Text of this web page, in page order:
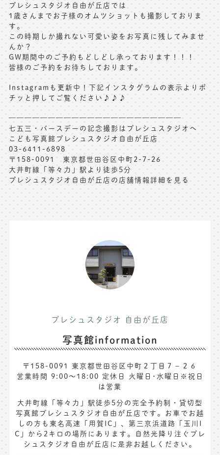
プレシュスタジオ自由が丘店では
1歳さんまでお子様のオムツショットも撮影しておりま
す。
この時期しか撮れない可愛い姿をお写真に残してみませ
んか？
GW期間中のご予約もどしどし承っております！！！
皆様のご予約をお待ちしております。
Instagramも更新中！下記インスタグラムの表示よりポ
チッと押してご覧ください♪♪♪
——————————————————————
七五三・バースデーの記念撮影はプレシュスタジオへ
こども写真館プレシュスタジオ自由が丘店
03-6411-6898
〒158-0091 東京都世田谷区中町2-7-26
大井町線「等々力」駅より徒歩5分
プレシュスタジオ自由が丘店の店舗情報詳細を見る
プレシュスタジオ 自由が丘店
写真館information
〒158-0091 東京都世田谷区中町２丁目７−２６
営業時間 9:00～18:00 定休日 火曜日･水曜日※祝日
は営業
大井町線「等々力」駅徒歩5分の完全予約制・貸切型
写真館プレシュスタジオ自由が丘店です。お車でお越
しの方も東名高速「用賀IC」、第三京浜道路「玉川I
C」から2キロの場所にあります。自然光降り注ぐプレ
シュスタジオ自由が丘店に是非お越しください。